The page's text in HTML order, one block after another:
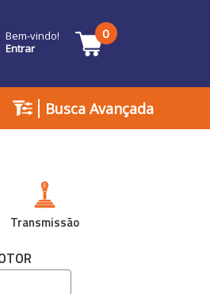
Bem-vindo!
Entrar
0
| Busca Avançada
Transmissão